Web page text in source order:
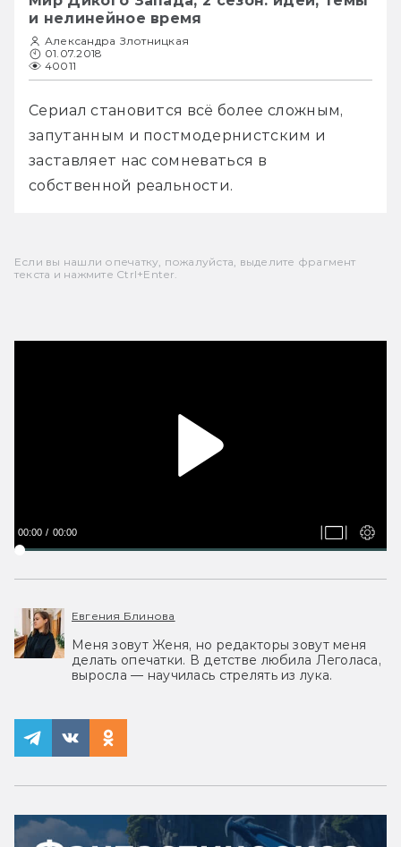
и нелинейное время
Александра Злотницкая
01.07.2018
40011
Сериал становится всё более сложным,
запутанным и постмодернистским и
заставляет нас сомневаться в
собственной реальности.
Если вы нашли опечатку, пожалуйста, выделите фрагмент
текста и нажмите Ctrl+Enter.
00:00 00:00
Евгения Блинова
Меня зовут Женя, но редакторы зовут меня
делать опечатки. В детстве любила Леголаса,
выросла — научилась стрелять из лука.